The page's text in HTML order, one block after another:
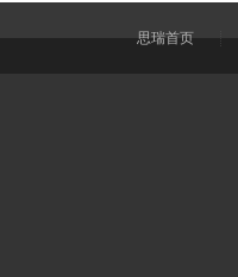
思瑞首页